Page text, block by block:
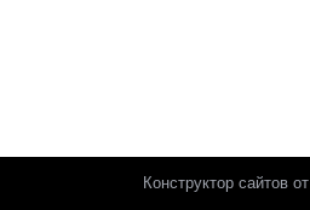
Конструктор сайтов от